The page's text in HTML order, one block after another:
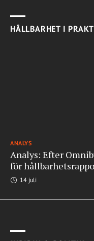
HÅLLBARHET I
ANALYS
Analys: Efter
för
14 juli